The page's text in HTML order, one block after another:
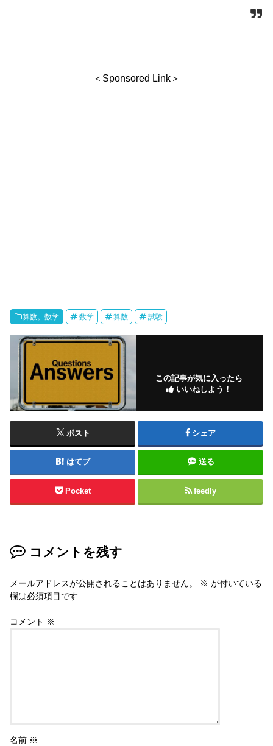
＜Sponsored Link＞
算数。数学 数学 算数 試験
この記事が気に入ったら
いいねしよう！
ポスト シェア
はてブ 送る
Pocket feedly
コメントを残す
メールアドレスが公開されることはありません。 ※ が付いている
欄は必須項目です
コメント ※
名前 ※